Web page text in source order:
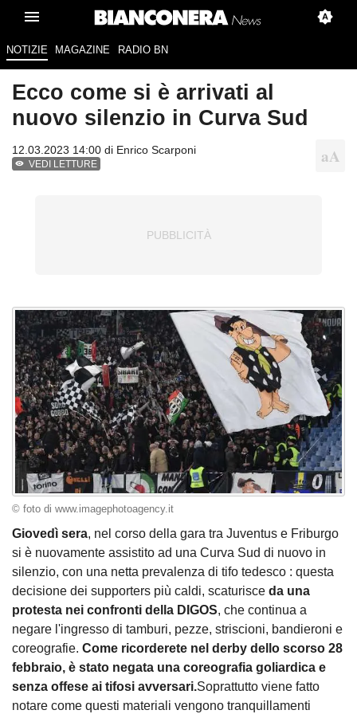
NOTIZIE MAGAZINE RADIO BN
Ecco come si è arrivati al
nuovo silenzio in Curva Sud
12.03.2023 14:00 di Enrico Scarponi
VEDI LETTURE
© foto di www.imagephotoagency.it
Giovedì sera, nel corso della gara tra Juventus e Friburgo
si è nuovamente assistito ad una Curva Sud di nuovo in
silenzio, con una netta prevalenza di tifo tedesco : questa
decisione dei supporters più caldi, scaturisce da una
protesta nei confronti della DIGOS, che continua a
negare l'ingresso di tamburi, pezze, striscioni, bandieroni e
coreografie. Come ricorderete nel derby dello scorso 28
febbraio, è stato negata una coreografia goliardica e
senza offese ai tifosi avversari.Soprattutto viene fatto
notare come questi materiali vengono tranquillamenti